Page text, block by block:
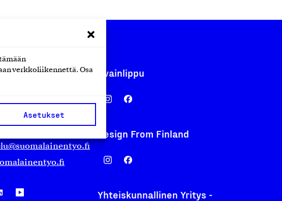
verkkoliikennettä. Osa
Asetukset
työ ry Avainlippu
Design From Finland
Yhteiskunnallinen Yritys -